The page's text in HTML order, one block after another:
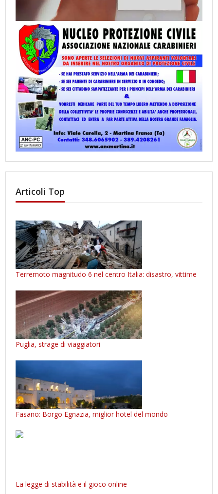
Articoli Top
Terremoto magnitudo 6 nel centro Italia: disastro, vittime
Puglia, strage di viaggiatori
Fasano: Borgo Egnazia, miglior hotel del mondo
La legge di stabilità e il gioco online